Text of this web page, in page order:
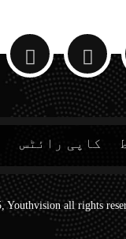
کاپی رائٹس
all rights